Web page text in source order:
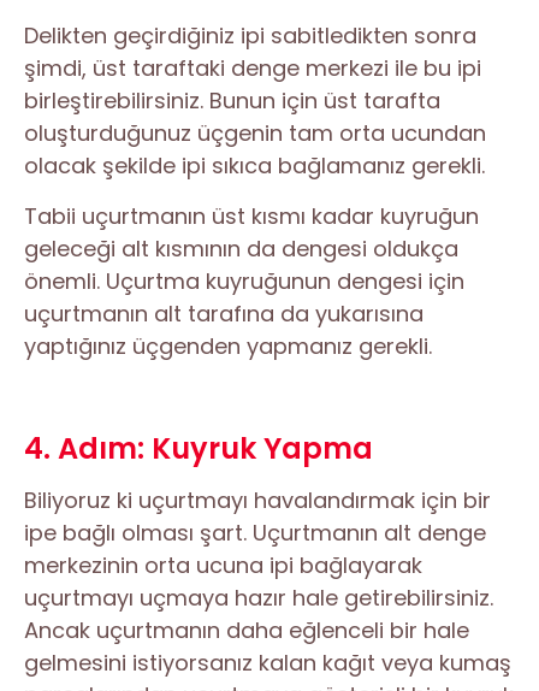
Delikten geçirdiğiniz ipi sabitledikten sonra
şimdi, üst taraftaki denge merkezi ile bu ipi
birleştirebilirsiniz. Bunun için üst tarafta
oluşturduğunuz üçgenin tam orta ucundan
olacak şekilde ipi sıkıca bağlamanız gerekli.
Tabii uçurtmanın üst kısmı kadar kuyruğun
geleceği alt kısmının da dengesi oldukça
önemli. Uçurtma kuyruğunun dengesi için
uçurtmanın alt tarafına da yukarısına
yaptığınız üçgenden yapmanız gerekli.
4. Adım: Kuyruk Yapma
Biliyoruz ki uçurtmayı havalandırmak için bir
ipe bağlı olması şart. Uçurtmanın alt denge
merkezinin orta ucuna ipi bağlayarak
uçurtmayı uçmaya hazır hale getirebilirsiniz.
Ancak uçurtmanın daha eğlenceli bir hale
gelmesini istiyorsanız kalan kağıt veya kumaş